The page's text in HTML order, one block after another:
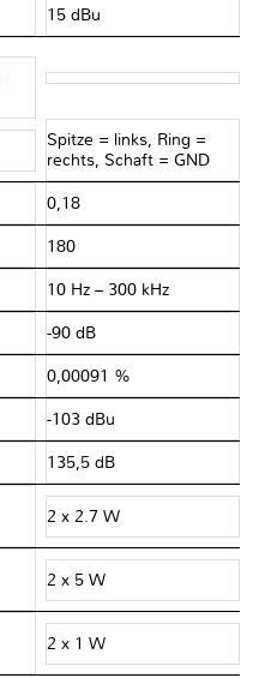
15 dBu
Spitze = links, Ring =
rechts, Schaft = GND
0,18 Ω
180
10 Hz – 300 kHz
-90 dB
0,00091 %
-103 dBu
135,5 dB
2 x 2.7 W
2 x 5 W
2 x 1 W